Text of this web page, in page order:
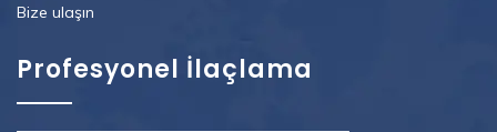
Bize ulaşın
Profesyonel İlaçlama